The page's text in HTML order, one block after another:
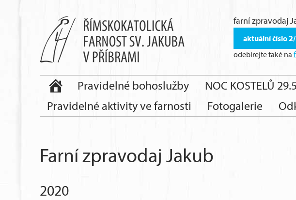
farní zpravodaj
aktuální číslo
odebírejte také na
Pravidelné bohoslužby NOC KOSTELŮ
Pravidelné aktivity ve farnosti
Fotogalerie
Farní zpravodaj Jakub
2020